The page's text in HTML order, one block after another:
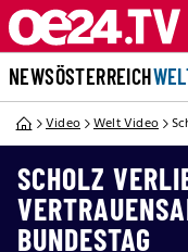
NEWSÖSTERREICH
Video Welt Video
SCHOLZ
BUNDESTAG